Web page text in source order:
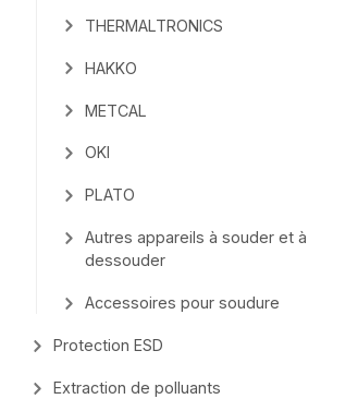
THERMALTRONICS
HAKKO
METCAL
OKI
PLATO
Autres appareils à souder et à
dessouder
Accessoires pour soudure
Protection ESD
Extraction de polluants